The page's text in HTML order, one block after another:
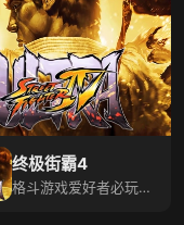
终极街霸4
格斗游戏爱好者必玩佳